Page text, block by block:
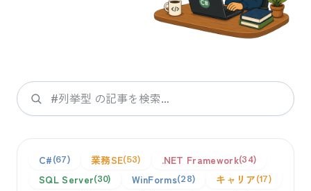
検索
C# 67 業務SE 53 .NET Framework 34
SQL Server 30 WinForms 28 キャリア 17